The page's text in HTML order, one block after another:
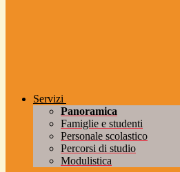
Servizi
Panoramica
Famiglie e studenti
Personale scolastico
Percorsi di studio
Modulistica